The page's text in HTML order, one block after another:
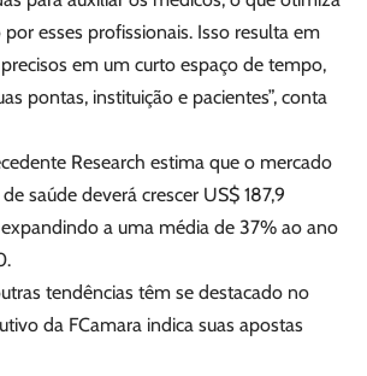
esses profissionais. Isso resulta em
em um curto espaço de tempo,
pontas, instituição e pacientes”, conta
Research estima que o mercado
saúde deverá crescer US$ 187,9
a uma média de 37% ao ano
tendências têm se destacado no
da FCamara indica suas apostas